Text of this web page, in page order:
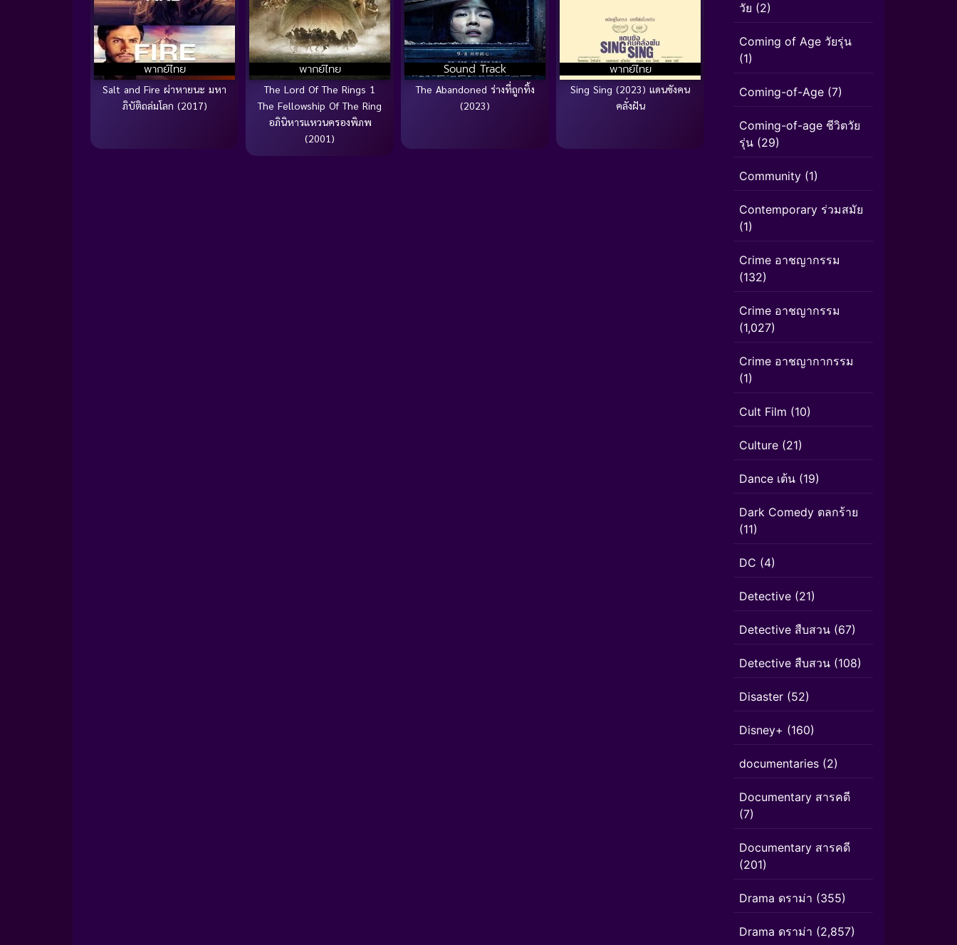
พากย์ไทย
Salt and Fire ผ่าหายนะ มหา
ภิบัติถล่มโลก (2017)
พากย์ไทย
The Lord Of The Rings 1
The Fellowship Of The Ring
อภินิหารแหวนครองพิภพ
(2001)
Sound Track
The Abandoned ร่างที่ถูกทิ้ง
(2023)
พากย์ไทย
Sing Sing (2023) แดนขังคน
คลั่งฝัน
วัย (2)
Coming of Age วัยรุ่น
(1)
Coming-of-Age (7)
Coming-of-age ชีวิตวัย
รุ่น (29)
Community (1)
Contemporary ร่วมสมัย
(1)
Crime อาชญากรรม
(132)
Crime อาชญากรรม
(1,027)
Crime อาชญากากรรม
(1)
Cult Film (10)
Culture (21)
Dance เต้น (19)
Dark Comedy ตลกร้าย
(11)
DC (4)
Detective (21)
Detective สืบสวน (67)
Detective สืบสวน (108)
Disaster (52)
Disney+ (160)
documentaries (2)
Documentary สารคดี
(7)
Documentary สารคดี
(201)
Drama ดราม่า (355)
Drama ดราม่า (2,857)